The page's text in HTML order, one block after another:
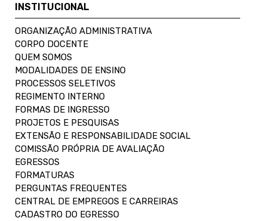
INSTITUCIONAL
ORGANIZAÇÃO ADMINISTRATIVA
CORPO DOCENTE
QUEM SOMOS
MODALIDADES DE ENSINO
PROCESSOS SELETIVOS
REGIMENTO INTERNO
FORMAS DE INGRESSO
PROJETOS E PESQUISAS
EXTENSÃO E RESPONSABILIDADE SOCIAL
COMISSÃO PRÓPRIA DE AVALIAÇÃO
EGRESSOS
FORMATURAS
PERGUNTAS FREQUENTES
CENTRAL DE EMPREGOS E CARREIRAS
CADASTRO DO EGRESSO